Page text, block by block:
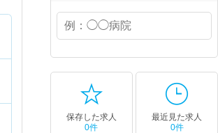
保存した求人
0件
最近見た求人
0件